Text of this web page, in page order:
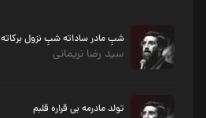
شبِ مادر ساداته شبِ نزول برکاته
سید رضا نریمانی
تولد مادرمه بی قراره قلبم